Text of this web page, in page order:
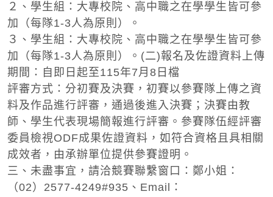
２、學生組：大專校院、高中職之在學學生皆可參
加（每隊1-3人為原則）。
３、學生組：大專校院、高中職之在學學生皆可參
加（每隊1-3人為原則）。(二)報名及佐證資料上傳
期間：自即日起至115年7月8日檔
評審方式：分初賽及決賽，初賽以參賽隊上傳之資
料及作品進行評審，通過後進入決賽；決賽由教
師、學生代表現場簡報進行評審。參賽隊伍經評審
委員檢視ODF成果佐證資料，如符合資格且具相關
成效者，由承辦單位提供參賽證明。
三、未盡事宜，請洽競賽聯繫窗口：鄭小姐：
（02）2577-4249#935、Email：